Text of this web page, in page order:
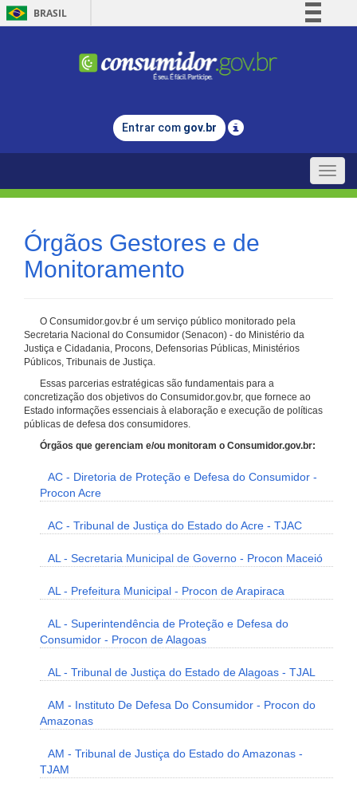
BRASIL
Comunica BR
Legislação
Entrar com gov.br
Toggle
Órgãos Gestores e de
Monitoramento
O Consumidor.gov.br é um serviço público monitorado pela
Secretaria Nacional do Consumidor (Senacon) - do Ministério da
Justiça e Cidadania, Procons, Defensorias Públicas, Ministérios
Públicos, Tribunais de Justiça.
Essas parcerias estratégicas são fundamentais para a
concretização dos objetivos do Consumidor.gov.br, que fornece ao
Estado informações essenciais à elaboração e execução de políticas
públicas de defesa dos consumidores.
Órgãos que gerenciam e/ou monitoram o Consumidor.gov.br:
AC - Diretoria de Proteção e Defesa do Consumidor -
Procon Acre
AC - Tribunal de Justiça do Estado do Acre - TJAC
AL - Secretaria Municipal de Governo - Procon Maceió
AL - Prefeitura Municipal - Procon de Arapiraca
AL - Superintendência de Proteção e Defesa do
Consumidor - Procon de Alagoas
AL - Tribunal de Justiça do Estado de Alagoas - TJAL
AM - Instituto De Defesa Do Consumidor - Procon do
Amazonas
AM - Tribunal de Justiça do Estado do Amazonas -
TJAM